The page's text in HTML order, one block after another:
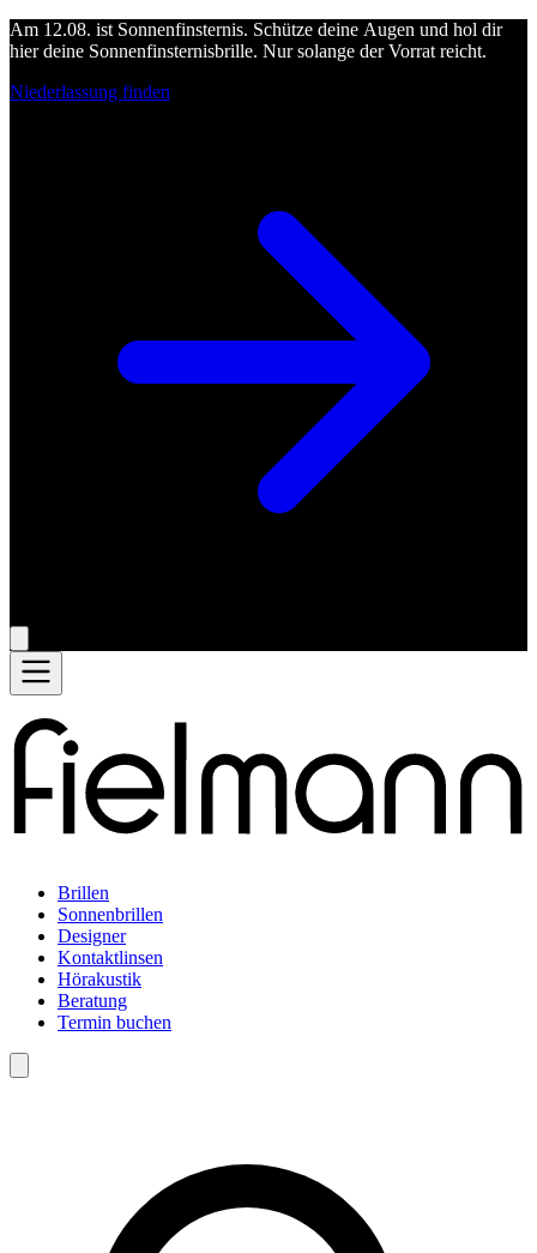
Am 12.08. ist Sonnenfinsternis. Schütze deine Augen und hol dir
hier deine Sonnenfinsternisbrille. Nur solange der Vorrat reicht.
Niederlassung finden
Brillen
Sonnenbrillen
Designer
Kontaktlinsen
Hörakustik
Beratung
Termin buchen